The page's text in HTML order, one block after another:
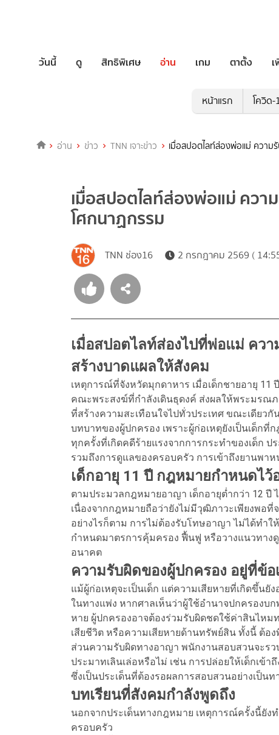
วันนี้ ดู สิทธิพิเศษ อ่าน เกม ตาตั้ง
หน้าแรก โควิด-
อ่าน ข่าว TNN เจาะข่าว เมื่อสปอตไลท์ส่องพ่อแม่ ควา
เมื่อสปอตไลท์ส่องพ่อแม่ คว
โศกนาฏกรรม
TNN ช่อง16 2 กรกฎาคม 2569 (
เมื่อสปอตไลท์ส่องไปที่พ่อแม่ คว
สร้างบาดแผลให้สังคม
เหตุการณ์ที่จังหวัดมุกดาหาร เมื่อเด็กชายอายุ
คณะพระสงฆ์ที่กำลังเดินธุดงค์ ส่งผลให้พระมรณ
ที่สร้างความสะเทือนใจไปทั่วประเทศ ขณะเดียว
บทบาทของผู้ปกครอง เพราะผู้ก่อเหตุยังเป็นเด็กที่
ทุกครั้งที่เกิดคดีร้ายแรงจากการกระทำของเด็ก
รวมถึงการดูแลของครอบครัว การเข้าถึงยานพ
เด็กอายุ 11 ปี กฎหมายกำหนดไว้
ตามประมวลกฎหมายอาญา เด็กอายุต่ำกว่า 12 ปี
เนื่องจากกฎหมายถือว่ายังไม่มีวุฒิภาวะเพียงพอที่
อย่างไรก็ตาม การไม่ต้องรับโทษอาญา ไม่ได้ทำ
กำหนดมาตรการคุ้มครอง ฟื้นฟู หรือวางแนวทาง
อนาคต
ความรับผิดของผู้ปกครอง อยู่ที่ข้อ
แม้ผู้ก่อเหตุจะเป็นเด็ก แต่ความเสียหายที่เกิดขึ้น
ในทางแพ่ง หากศาลเห็นว่าผู้ใช้อำนาจปกครองบ
หาย ผู้ปกครองอาจต้องร่วมรับผิดชดใช้ค่าสินไหม
เสียชีวิต หรือความเสียหายด้านทรัพย์สิน ทั้งนี้ ต้
ส่วนความรับผิดทางอาญา พนักงานสอบสวนจะร
ประมาทเลินเล่อหรือไม่ เช่น การปล่อยให้เด็กเข้
ซึ่งเป็นประเด็นที่ต้องรอผลการสอบสวนอย่างเป็นท
บทเรียนที่สังคมกำลังพูดถึง
นอกจากประเด็นทางกฎหมาย เหตุการณ์ครั้งนี้ยั
ครอบครัว